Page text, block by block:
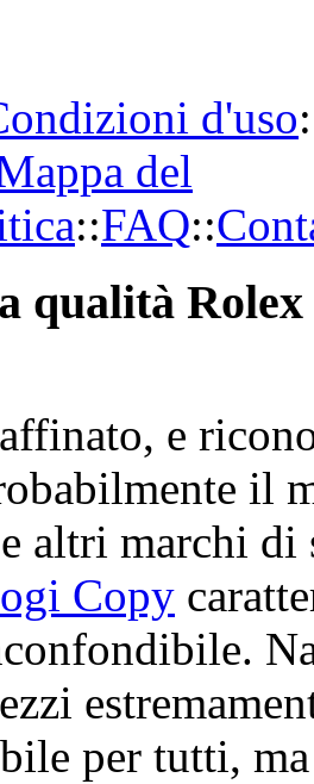
d'uso
del
::FAQ::
qualità
e
il
e altri marchi di
Copy
per tutti,